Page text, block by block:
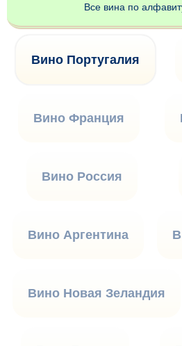
Все вина по
Вино Франция
Вино Россия
Вино Португалия
Вино Аргентина
Вино Новая Зеландия